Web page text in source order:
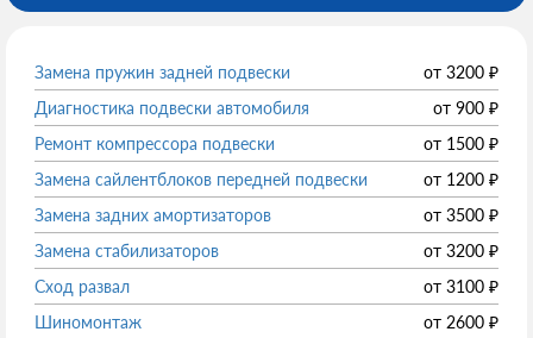
Замена пружин задней подвески от 3200 ₽
Диагностика подвески автомобиля
от 900 ₽
Ремонт компрессора подвески
от 1500 ₽
Замена сайлентблоков передней подвески
от 1200 ₽
Замена задних амортизаторов
от 3500 ₽
Замена стабилизаторов
от 3200 ₽
Сход развал
от 3100 ₽
Шиномонтаж
от 2600 ₽